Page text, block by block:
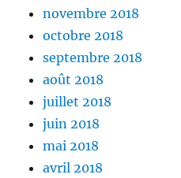
novembre 2018
octobre 2018
septembre 2018
août 2018
juillet 2018
juin 2018
mai 2018
avril 2018